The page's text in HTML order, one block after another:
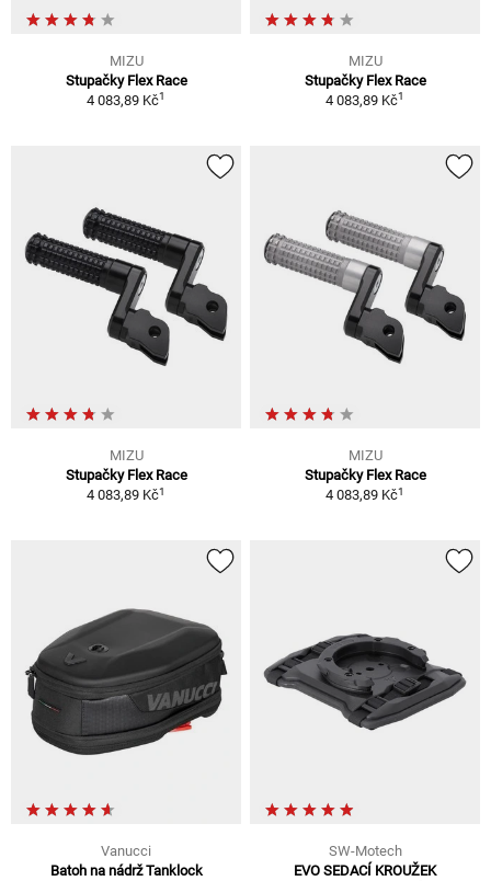
MIZU
Stupačky Flex Race
4 083,89 Kč1
MIZU
Stupačky Flex Race
4 083,89 Kč1
MIZU
Stupačky Flex Race
4 083,89 Kč1
MIZU
Stupačky Flex Race
4 083,89 Kč1
Vanucci
Batoh na nádrž Tanklock
SW-Motech
EVO SEDACÍ KROUŽEK